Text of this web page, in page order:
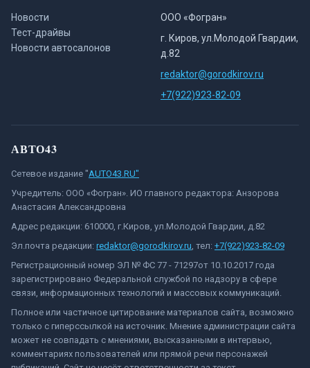
Новости
Тест-драйвы
Новости автосалонов
ООО «Фогран»
г. Киров, ул.Молодой Гвардии,
д.82
redaktor@gorodkirov.ru
+7(922)923-82-09
АВТО43
Сетевое издание "AUTO43.RU"
Учредитель: ООО «Фогран». ИО главного редактора: Анзорова
Анастасия Александровна
Адрес редакции: 610000, г.Киров, ул.Молодой Гвардии, д.82
Эл.почта редакции: redaktor@gorodkirov.ru , тел: +7(922)923-82-09
Регистрационный номер ЭЛ № ФС 77 - 71297от 10.10.2017 года
зарегистрировано Федеральной службой по надзору в сфере
связи, информационных технологий и массовых коммуникаций.
Полное или частичное цитирование материалов сайта, возможно
только с гиперссылкой на источник. Мнение администрации сайта
может не совпадать с мнениями, высказанными в интервью,
комментариях пользователей или прямой речи персонажей